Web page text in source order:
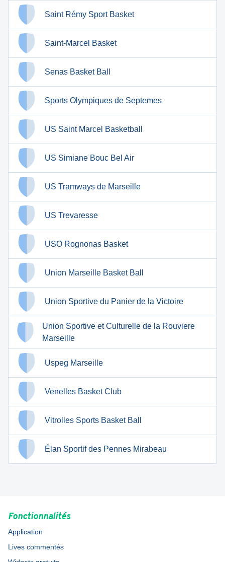
Saint Rémy Sport Basket
Saint-Marcel Basket
Senas Basket Ball
Sports Olympiques de Septemes
US Saint Marcel Basketball
US Simiane Bouc Bel Air
US Tramways de Marseille
US Trevaresse
USO Rognonas Basket
Union Marseille Basket Ball
Union Sportive du Panier de la Victoire
Union Sportive et Culturelle de la Rouviere
Marseille
Uspeg Marseille
Venelles Basket Club
Vitrolles Sports Basket Ball
Élan Sportif des Pennes Mirabeau
Fonctionnalités
Application
Lives commentés